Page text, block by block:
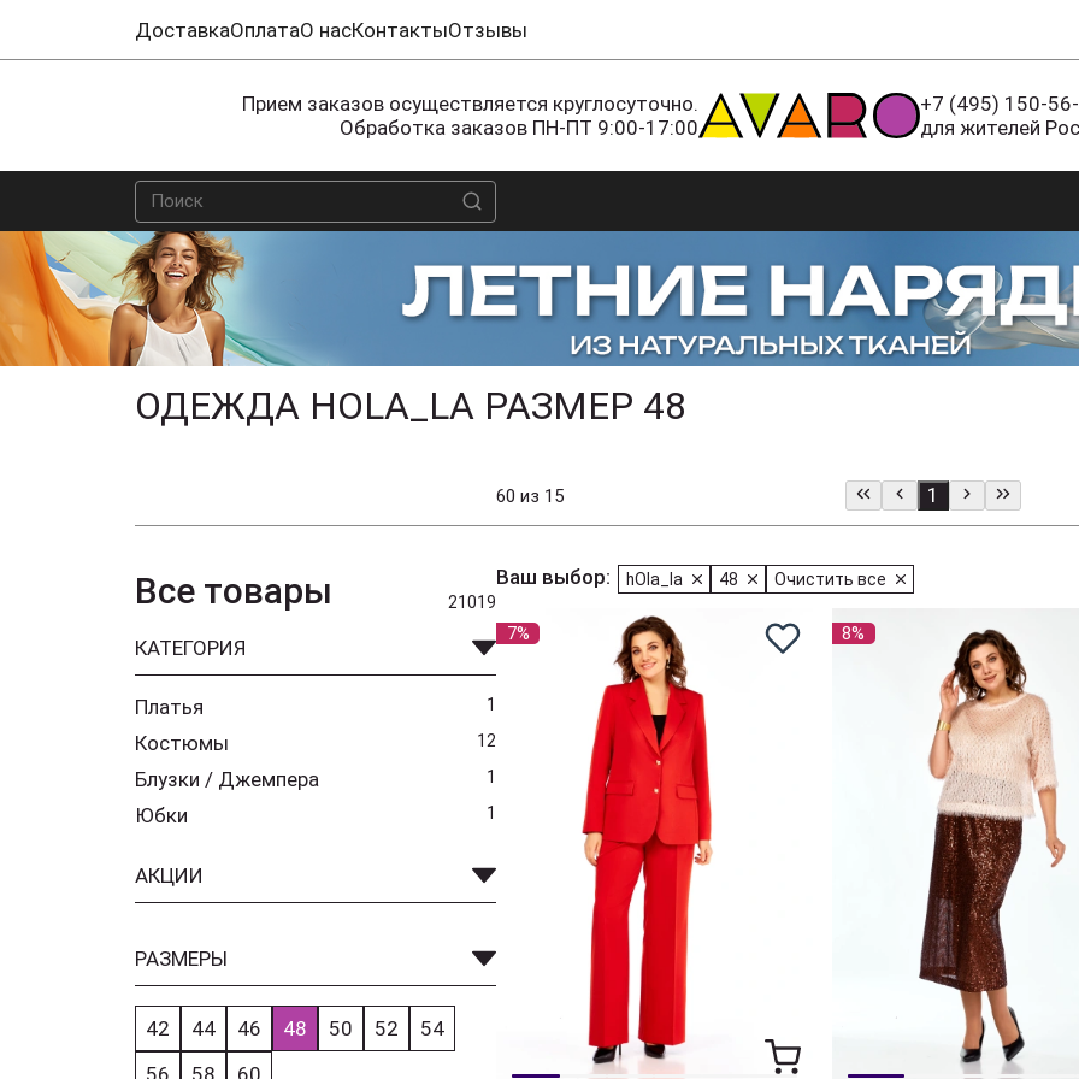
ДоставкаОплатаО насКонтактыОтзывы
Прием заказов осуществляется круглосуточно.
Обработка заказов ПН-ПТ 9:00-17:00
+7 (495) 150-
для жителей
ОДЕЖДА HOLA_LA РАЗМЕР 48
60 из 15 1
Все товары 21019
КАТЕГОРИЯ
Платья 1
Костюмы 12
Блузки / Джемпера 1
Юбки 1
АКЦИИ
РАЗМЕРЫ
42 44 46 48 50 52
54
56
58 60
Ваш выбор: hOla_la 48 Очистить все
7% 8%